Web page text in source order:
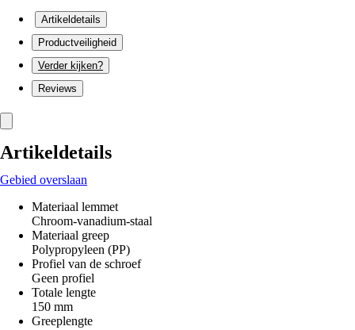
Artikeldetails
Productveiligheid
Verder kijken?
Reviews
Artikeldetails
Gebied overslaan
Materiaal lemmet
Chroom-vanadium-staal
Materiaal greep
Polypropyleen (PP)
Profiel van de schroef
Geen profiel
Totale lengte
150 mm
Greeplengte